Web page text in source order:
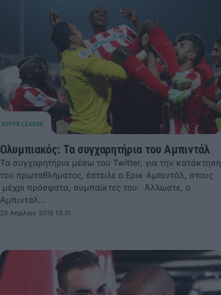
Ολυμπιακός: Τα συγχαρητήρια του Αμπιντάλ
Τα συγχαρητήρια μέσω του Twitter, για την κατάκτηση
του πρωταθλήματος, έστειλε ο Ερικ Αμπιντάλ, στους
μέχρι πρόσφατα, συμπαίκτες του. Άλλωστε, ο
Αμπιντάλ…
20 Απριλίου 2015 13:31